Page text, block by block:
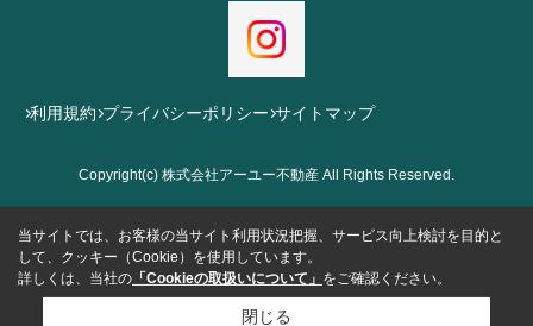
利用規約 プライバシーポリシー サイトマップ
Copyright(c) 株式会社アーユー不動産 All Rights Reserved.
当サイトでは、お客様の当サイト利用状況把握、サービス向上検討を目的と
して、クッキー（Cookie）を使用しています。
詳しくは、当社の 「Cookieの取扱いについて」 をご確認ください。
閉じる